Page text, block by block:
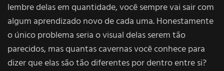
lembre delas em quantidade, você sempre vai sair com
algum aprendizado novo de cada uma. Honestamente
o único problema seria o visual delas serem tão
parecidos, mas quantas cavernas você conhece para
dizer que elas são tão diferentes por dentro entre si?